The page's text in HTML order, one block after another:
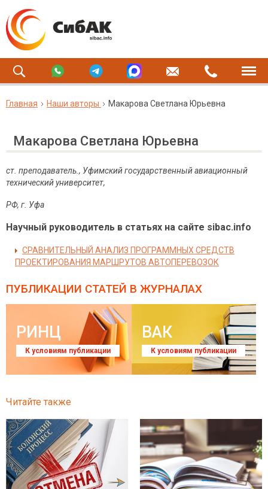
Главная Наши авторы Макарова Светлана Юрьевна
Макарова Светлана Юрьевна
ст. преподаватель., Уфимский государственный авиационный
технический университет,
РФ, г Уфа
Научный руководитель в статьях на сайте sibac.info
СРАВНИТЕЛЬНЫЙ АНАЛИЗ ПРОГРАММНЫХ СРЕДСТВ
ПРОЕКТИРОВАНИЯ МАРШРУТОВ АВТОПЕРЕВОЗОК
ПУБЛИКАЦИИ СТАТЕЙ В ЖУРНАЛАХ
РИНЦ
К условиям публикации
ВАК
К условиям публикации
Читайте также